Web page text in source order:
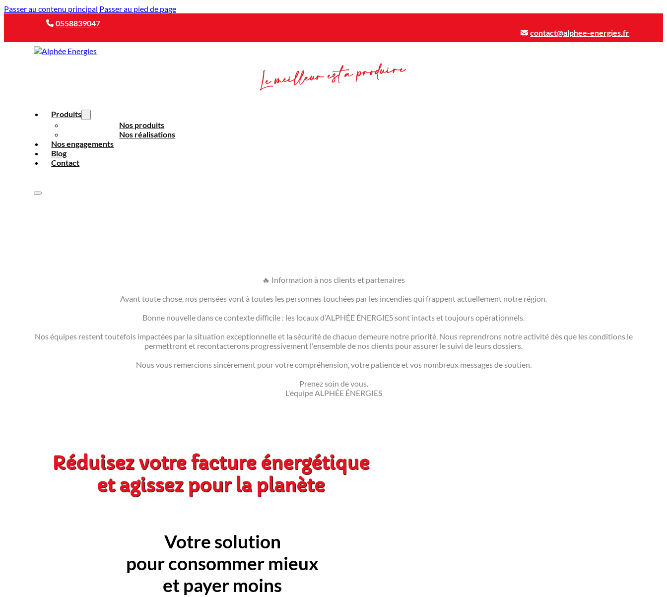
Passer au contenu principal Passer au pied de page
0558839047
contact@alphee-energies.fr
Le meilleur est à produire
Produits
Nos produits
Nos réalisations
Nos engagements
Blog
Contact
🔥 Information à nos clients et partenaires
Avant toute chose, nos pensées vont à toutes les personnes touchées par les incendies qui frappent actuellement notre région.
Bonne nouvelle dans ce contexte difficile : les locaux d’ALPHÉE ÉNERGIES sont intacts et toujours opérationnels.
Nos équipes restent toutefois impactées par la situation exceptionnelle et la sécurité de chacun demeure notre priorité. Nous reprendrons notre activité dès que les conditions le
permettront et recontacterons progressivement l'ensemble de nos clients pour assurer le suivi de leurs dossiers.
Nous vous remercions sincèrement pour votre compréhension, votre patience et vos nombreux messages de soutien.
Prenez soin de vous.
L'équipe ALPHÉE ÉNERGIES
Réduisez votre facture énergétique
et agissez pour la planète
Votre solution
pour consommer mieux
et payer moins